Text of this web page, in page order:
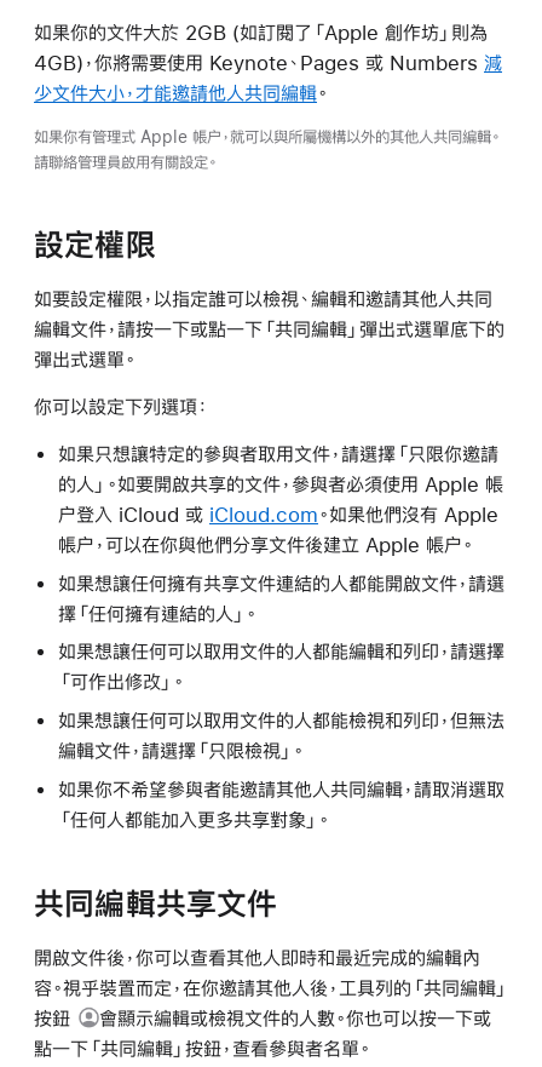
如果你的文件大於 2GB (如訂閱了「Apple 創作坊」則為
4GB)，你將需要使用 Keynote、Pages 或 Numbers 減
少文件大小，才能邀請他人共同編輯。
如果你有管理式 Apple 帳户，就可以與所屬機構以外的其他人共同編輯。
請聯絡管理員啟用有關設定。
設定權限
如要設定權限，以指定誰可以檢視、編輯和邀請其他人共同
編輯文件，請按一下或點一下「共同編輯」彈出式選單底下的
彈出式選單。
你可以設定下列選項：
如果只想讓特定的參與者取用文件，請選擇「只限你邀請
的人」。如要開啟共享的文件，參與者必須使用 Apple 帳
户登入 iCloud 或 iCloud.com。如果他們沒有 Apple
帳户，可以在你與他們分享文件後建立 Apple 帳户。
如果想讓任何擁有共享文件連結的人都能開啟文件，請選
擇「任何擁有連結的人」。
如果想讓任何可以取用文件的人都能編輯和列印，請選擇
「可作出修改」。
如果想讓任何可以取用文件的人都能檢視和列印，但無法
編輯文件，請選擇「只限檢視」。
如果你不希望參與者能邀請其他人共同編輯，請取消選取
「任何人都能加入更多共享對象」。
共同編輯共享文件
開啟文件後，你可以查看其他人即時和最近完成的編輯內
容。視乎裝置而定，在你邀請其他人後，工具列的 「共同編輯」
按鈕
會顯示編輯或檢視文件的人數。你也可以按一下或
點一下「共同編輯」按鈕，查看參與者名單。